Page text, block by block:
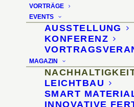
VORTRÄGE
EVENTS
AUSSTELLUNG
KONFERENZ
MAGAZIN
LEICHTBAU
SMART
INNOVATIVE
startet
Stählen mit
2-Intensität
7. Oktober 2021